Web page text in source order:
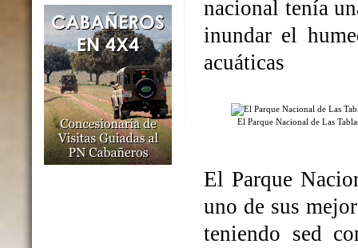
nacional tenía
inundar el
acuáticas
El Parque Nacional de Las
El Parque
uno de sus
teniendo sed